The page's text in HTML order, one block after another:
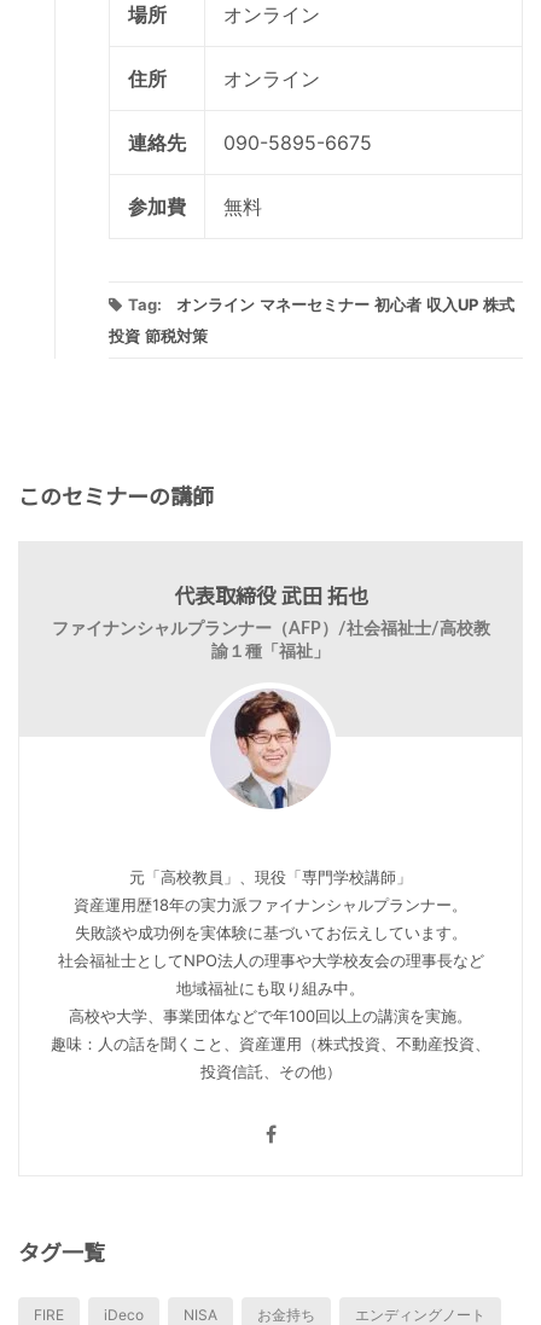
場所 オンライン
住所 オンライン
連絡先 090-5895-6675
参加費 無料
Tag: オンライン マネーセミナー 初心者 収入UP 株式
投資 節税対策
このセミナーの講師
代表取締役 武田 拓也
ファイナンシャルプランナー（AFP）/社会福祉士/高校教
諭１種「福祉」
元「高校教員」、現役「専門学校講師」
資産運用歴18年の実力派ファイナンシャルプランナー。
失敗談や成功例を実体験に基づいてお伝えしています。
社会福祉士としてNPO法人の理事や大学校友会の理事長など
地域福祉にも取り組み中。
高校や大学、事業団体などで年100回以上の講演を実施。
趣味：人の話を聞くこと、資産運用（株式投資、不動産投資、
投資信託、その他）
タグ一覧
FIRE iDeco NISA お金持ち エンディングノート